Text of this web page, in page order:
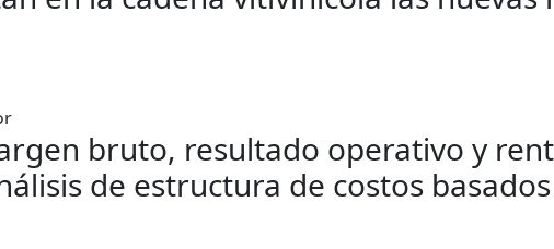
bruto, resultado operativo y
de estructura de costos